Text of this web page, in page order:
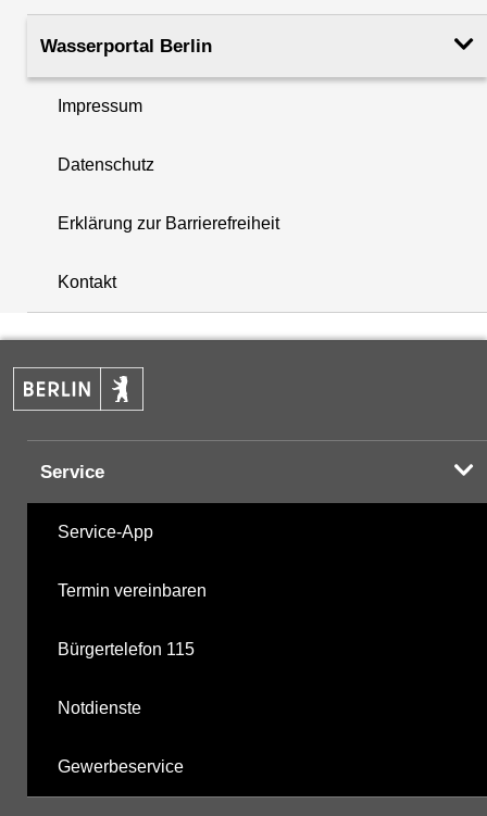
Filterunterkante
+
−
Wasserportal Berlin
Impressum
Datenschutz
Erklärung zur Barrierefreiheit
Kontakt
Service
Service-App
Termin vereinbaren
Bürgertelefon 115
Notdienste
Gewerbeservice